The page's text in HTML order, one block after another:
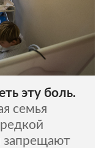
и СМИ
обитания
эту боль.
семья
запрещают